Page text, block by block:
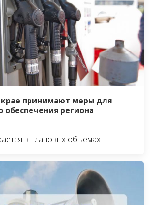
принимают меры для
обеспечения региона
в плановых объёмах